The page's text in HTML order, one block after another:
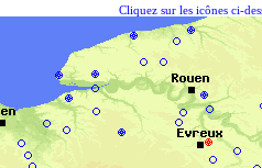
Cliquez sur les icônes ci-